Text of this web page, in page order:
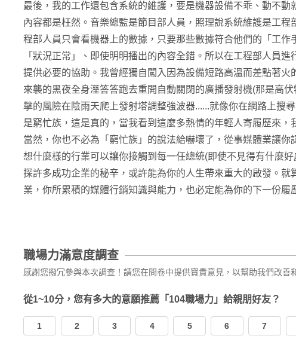
最後，我的工作還包含系統的維護，要是機器設備不乖、動不動
內容都是枉然。音樂總監是節目部人員，照理說系統維護是工程
程部人員只會看機器上的數據，只要那些數據符合他們的「工作
「狀況正常」、即使明明播出的內容全錯。所以在工程部人員進
提供必要的協助。我曾經獨自闖入因為設備短路高溫而差點著火
來襲的黑夜全身溼答答跑去重開自動關閉的廣播發射機(那是高
擊的風險在陰雨天爬上發射塔調整強波器......就像你在網路上搜
是窮忙族，這是真的，當我看到這麼多熱情的年輕人寄履歷來，
當然，你也不必為「窮忙族」的說法給嚇壞了，從事媒體業讓你
想什麼樣的行業可以讓你接觸到每一任總統(即使不見得有什麼
探許多成功企業的秘辛，或許能為你的人生帶來重大的啟發。就
業，你所累積的媒體行銷知識與能力，也必定能為你的下一份履
職場力滿意度調查
感謝您撥冗參與本次調查！請您在問卷中提供寶貴意見，以幫助我們改善
從1~10分，您有多大的意願推薦「104職場力」給親朋好友？
1 2 3 4 5 6 7